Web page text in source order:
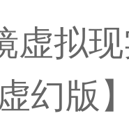
虚拟
幻版